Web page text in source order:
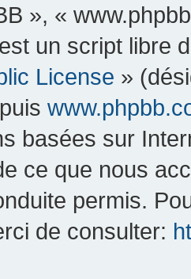
», «
un script libre
License »
basées sur
ce que nous
permis.
de consulter: